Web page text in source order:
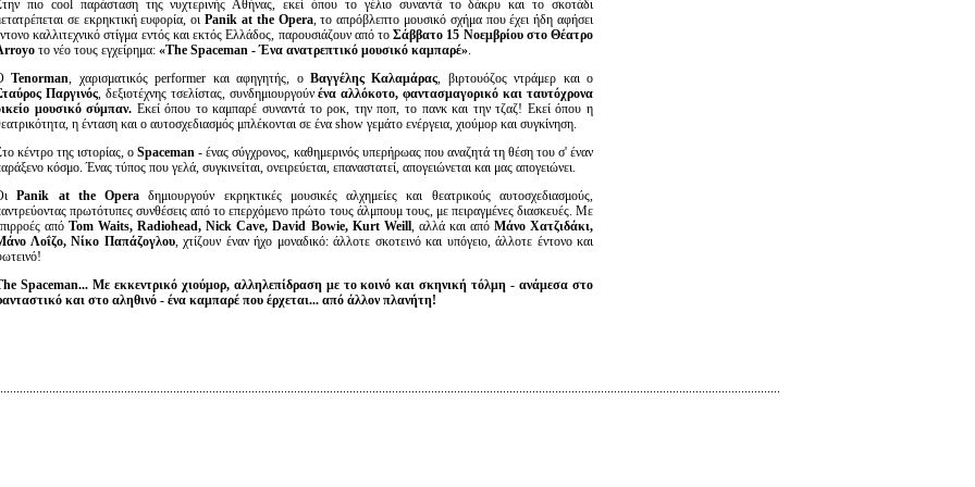
πιο cool παράσταση της νυχτερινής Αθήνας, εκεί όπου το γέλιο συναντά το δάκρυ και το σκοτάδι
σε εκρηκτική ευφορία, οιPanik at the Opera, το απρόβλεπτο μουσικό σχήμα που έχει ήδη αφήσει
καλλιτεχνικό στίγμα εντός και εκτός Ελλάδος, παρουσιάζουν από τοΣάββατο 15 Νοεμβρίου στο Θέατρο
το νέο τους εγχείρημα: «The Spaceman - Ένα ανατρεπτικό μουσικό καμπαρέ».
Tenorman, χαρισματικός performer και αφηγητής, ο Βαγγέλης Καλαμάρας, βιρτουόζος ντράμερ και ο
Παργινός, δεξιοτέχνης τσελίστας, συνδημιουργούνένα αλλόκοτο, φαντασμαγορικό και ταυτόχρονα
μουσικό σύμπαν. Εκεί όπου το καμπαρέ συναντά το ροκ, την ποπ, το πανκ και την τζαζ! Εκεί όπου η
η ένταση και ο αυτοσχεδιασμός μπλέκονται σε ένα show γεμάτο ενέργεια, χιούμορ και συγκίνηση.
κέντρο της ιστορίας, οSpaceman - ένας σύγχρονος, καθημερινός υπερήρωας που αναζητά τη θέση του σ' έναν
κόσμο. Ένας τύπος που γελά, συγκινείται, ονειρεύεται, επαναστατεί, απογειώνεται και μας απογειώνει.
Panik at the Opera δημιουργούν εκρηκτικές μουσικές αλχημείες και θεατρικούς αυτοσχεδιασμούς,
πρωτότυπες συνθέσεις από το επερχόμενο πρώτο τους άλμπουμ τους, με πειραγμένες διασκευές. Με
απόTom Waits, Radiohead, Nick Cave, David Bowie, Kurt Weill, αλλά και από Μάνο Χατζιδάκι,
Λοΐζο, Νίκο Παπάζογλου, χτίζουν έναν ήχο μοναδικό: άλλοτε σκοτεινό και υπόγειο, άλλοτε έντονο και
Spaceman... Mε εκκεντρικό χιούμορ, αλληλεπίδραση με το κοινό και σκηνική τόλμη -ανάμεσα στο
και στο αληθινό - ένα καμπαρέ που έρχεται... από άλλον πλανήτη!